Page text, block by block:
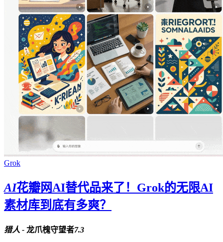
Grok
AI花瓣网AI替代品来了！Grok的无限AI
素材库到底有多爽？
猎人 - 龙爪槐守望者7.3